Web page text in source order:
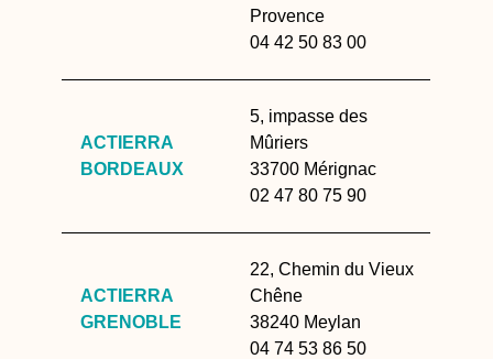
Provence
04 42 50 83 00
ACTIERRA
BORDEAUX
5, impasse des
Mûriers
33700 Mérignac
02 47 80 75 90
ACTIERRA
GRENOBLE
22, Chemin du Vieux
Chêne
38240 Meylan
04 74 53 86 50